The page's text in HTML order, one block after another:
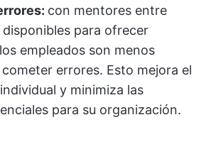
con mentores entre
para ofrecer
empleados son menos
errores. Esto mejora el
y minimiza las
para su organización.